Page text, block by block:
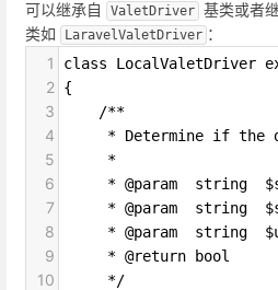
可以继承自
ValetDriver 基类或者
类如
LaravelValetDriver ：
1
class LocalValetDriver
2 {
3
    /**
4
* Determine if the
5
     *
6
* @param  string
7
* @param  string
8
* @param  string
9
     * @return bool
10
     */